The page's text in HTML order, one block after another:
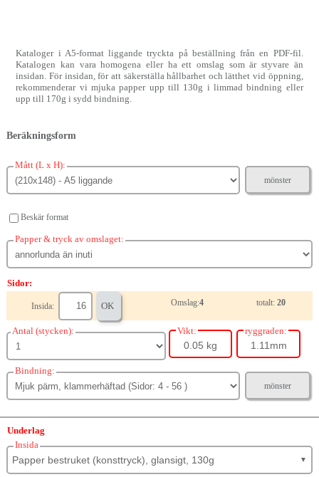
Kataloger i A5-format liggande tryckta på beställning från en PDF-fil.
Katalogen kan vara homogena eller ha ett omslag som är styvare än
insidan. För insidan, för att säkerställa hållbarhet och lätthet vid öppning,
rekommenderar vi mjuka papper upp till 130g i limmad bindning eller
upp till 170g i sydd bindning.
Beräkningsform
Mått (L x H):
mönster
Beskär format
Papper & tryck av omslaget:
Sidor:
Insida: OK Omslag:4 totalt: 20
Antal (stycken): Vikt:
0.05 kg
ryggraden:
1.11mm
Bindning:
mönster
Underlag
Insida
Papper bestruket (konsttryck), glansigt, 130g ▼